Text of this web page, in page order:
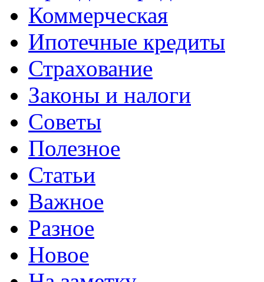
Коммерческая
Ипотечные кредиты
Страхование
Законы и налоги
Советы
Полезное
Статьи
Важное
Разное
Новое